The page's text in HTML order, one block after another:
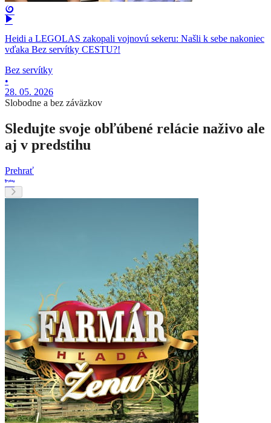
Heidi a LEGOLAS zakopali vojnovú sekeru: Našli k sebe nakoniec
vďaka Bez servítky CESTU?!
Bez servítky
•
28. 05. 2026
Slobodne a bez záväzkov
Sledujte svoje obľúbené relácie naživo ale
aj v predstihu
Prehrať